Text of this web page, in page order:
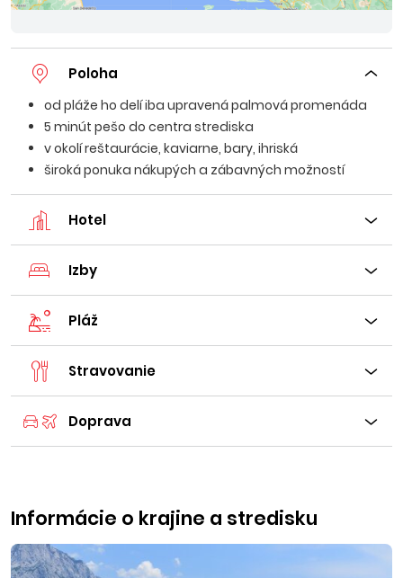
Poloha
od pláže ho delí iba upravená palmová promenáda
5 minút pešo do centra strediska
v okolí reštaurácie, kaviarne, bary, ihriská
široká ponuka nákupých a zábavných možností
Hotel
Izby
Pláž
Stravovanie
Doprava
Informácie o krajine a stredisku